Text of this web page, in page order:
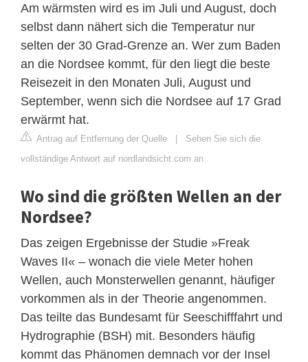
Am wärmsten wird es im Juli und August, doch
selbst dann nähert sich die Temperatur nur
selten der 30 Grad-Grenze an. Wer zum Baden
an die Nordsee kommt, für den liegt die beste
Reisezeit in den Monaten Juli, August und
September, wenn sich die Nordsee auf 17 Grad
erwärmt hat.
Antrag auf Entfernung der Quelle | Sehen Sie sich die
vollständige Antwort auf nordlandsicht.com an
Wo sind die größten Wellen an der
Nordsee?
Das zeigen Ergebnisse der Studie »Freak
Waves II« – wonach die viele Meter hohen
Wellen, auch Monsterwellen genannt, häufiger
vorkommen als in der Theorie angenommen.
Das teilte das Bundesamt für Seeschifffahrt und
Hydrographie (BSH) mit. Besonders häufig
kommt das Phänomen demnach vor der Insel